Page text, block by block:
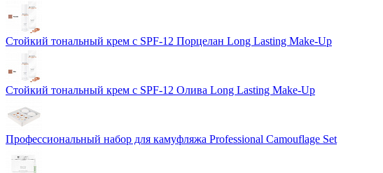
Стойкий тональный крем с SPF-12 Порцелан Long Lasting Make-Up
Стойкий тональный крем с SPF-12 Олива Long Lasting Make-Up
Профессиональный набор для камуфляжа Professional Camouflage Set